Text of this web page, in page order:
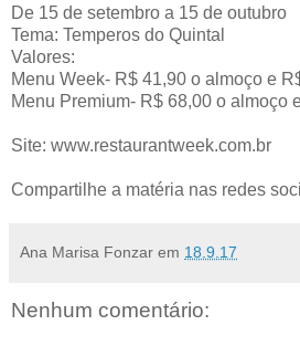
De 15 de setembro a 15 de outubro
Tema: Temperos do Quintal
Valores:
Menu Week- R$ 41,90 o almoço e
Menu Premium- R$ 68,00 o almoço
Site: www.restaurantweek.com.br
Compartilhe a matéria nas redes
Ana Marisa Fonzar em 18.9.17
Nenhum comentário: